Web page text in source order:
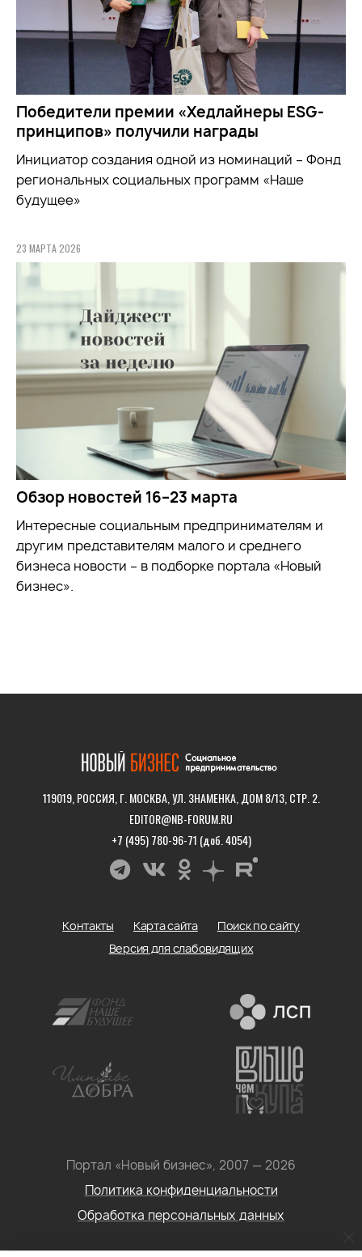
Победители премии «Хедлайнеры ESG-
принципов» получили награды
Инициатор создания одной из номинаций – Фонд
региональных социальных программ «Наше
будущее»
23 МАРТА 2026
Обзор новостей 16–23 марта
Интересные социальным предпринимателям и
другим представителям малого и среднего
бизнеса новости – в подборке портала «Новый
бизнес».
119019, РОССИЯ, Г. МОСКВА, УЛ. ЗНАМЕНКА, ДОМ 8/13, СТР. 2.
EDITOR@NB-FORUM.RU
+7 (495) 780-96-71 (доб. 4054)
Портал «Новый бизнес», 2007 — 2026
Политика конфиденциальности
Обработка персональных данных
Контакты Карта сайта
Поиск по сайту
Версия для слабовидящих